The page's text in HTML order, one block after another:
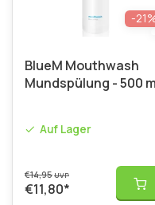
-
BlueM Mouthwash
Mundspülung - 500
Auf Lager
€14,95UVP
€11,80*